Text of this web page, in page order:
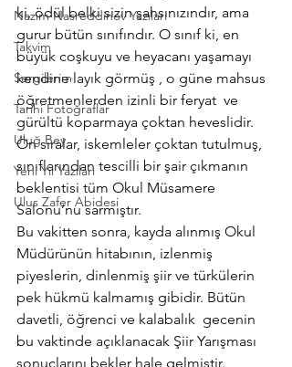
Nazim Nasreddinov Yazıları
Takvim
Sergilerim
Tarihi Fotoğraflar
Uluğ Bey
Yeni Yıl Yazıları
Ulus Zafer Abidesi
ki, ödül belki sizin şahsınızındır, ama
gurur bütün sınıfındır. O sınıf ki, en
büyük coşkuyu ve heyacanı yaşamayı
kendine layık görmüş , o güne mahsus
öğretmenlerden izinli bir feryat  ve
gürültü koparmaya çoktan heveslidir.
Ön sıralar, iskemleler çoktan tutulmuş,
sınıflarından tescilli bir şair çıkmanın
beklentisi tüm Okul Müsamere
Salonu’nu sarmıştır.
Bu vakitten sonra, kayda alınmış Okul
Müdürünün hitabının, izlenmiş
piyeslerin, dinlenmiş şiir ve türkülerin
pek hükmü kalmamış gibidir. Bütün
davetli, öğrenci ve kalabalık  gecenin
bu vaktinde açıklanacak Şiir Yarışması
sonuçlarını bekler hale gelmiştir.